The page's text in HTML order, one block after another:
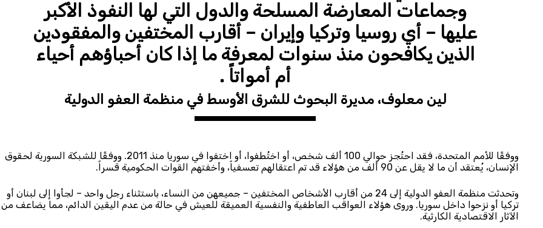
وجماعات المعارضة المسلحة والدول التي لها النفوذ الأكبر
عليها – أي روسيا وتركيا وإيران – أقارب المختفين والمفقودين
الذين يكافحون منذ سنوات لمعرفة ما إذا كان أحباؤهم أحياء
أم أمواتاً .
لين معلوف، مديرة البحوث للشرق الأوسط في منظمة العفو الدولية
ووفقًا للأمم المتحدة، فقد احتُجز حوالي 100 ألف شخص، أو اختُطفوا، أو اختفوا في سوريا منذ 2011. ووفقًا للشبكة السورية لحقوق
الإنسان، يُعتقد أن ما لا يقل عن 90 ألف من هؤلاء قد تم اعتقالهم تعسفياً، وأخفتهم القوات الحكومية قسراً.
وتحدثت منظمة العفو الدولية إلى 24 من أقارب الأشخاص المختفين – جميعهن من النساء، باستثناء رجل واحد – لجأوا إلى لبنان أو
تركيا أو نزحوا داخل سوريا. وروى هؤلاء العواقب العاطفية والنفسية العميقة للعيش في حالة من عدم اليقين الدائم، مما يضاعف من
الآثار الاقتصادية الكارثية.